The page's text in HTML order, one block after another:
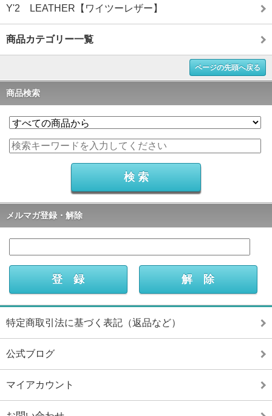
Y'2 LEATHER【ワイツーレザー】
商品カテゴリー一覧
ページの先頭へ戻る
商品検索
メルマガ登録・解除
特定商取引法に基づく表記（返品など）
公式ブログ
マイアカウント